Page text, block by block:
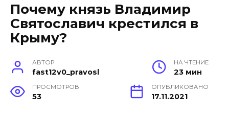
Почему князь Владимир
Святославич крестился в
Крыму?
АВТОР
fast12v0_pravosl
НА ЧТЕНИЕ
23 мин
ПРОСМОТРОВ
53
ОПУБЛИКОВАНО
17.11.2021